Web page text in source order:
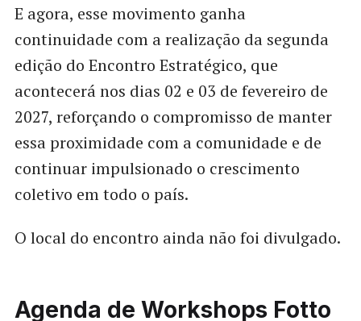
E agora, esse movimento ganha
continuidade com a realização da segunda
edição do Encontro Estratégico, que
acontecerá nos dias 02 e 03 de fevereiro de
2027, reforçando o compromisso de manter
essa proximidade com a comunidade e de
continuar impulsionado o crescimento
coletivo em todo o país.
O local do encontro ainda não foi divulgado.
Agenda de Workshops Fotto